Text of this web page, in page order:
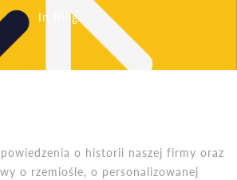
In Blog
o historii naszej firmy oraz
o rzemiośle, o personalizowanej